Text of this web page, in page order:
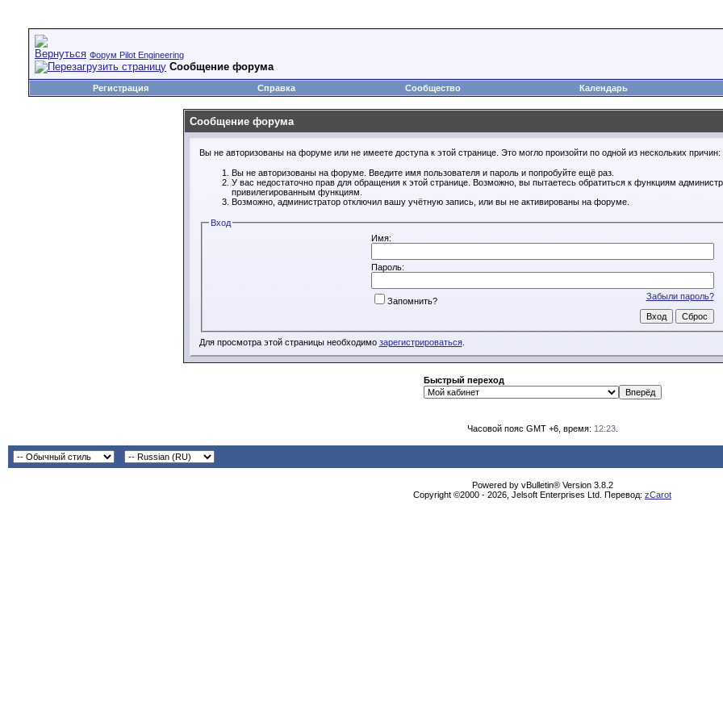
Форум Pilot Engineering
Сообщение форума
Регистрация Справка Сообщество Календарь
Сообщение форума
Вы не авторизованы на форуме или не имеете доступа к этой странице. Это могло произойти по одной из нескольких причин:
Вы не авторизованы на форуме. Введите имя пользователя и пароль и попробуйте ещё раз.
У вас недостаточно прав для обращения к этой странице. Возможно, вы пытаетесь обратиться к функциям
привилегированным функциям.
Возможно, администратор отключил вашу учётную запись, или вы не активированы на форуме.
Вход
Имя:
Пароль:
Забыли пароль?
Запомнить?
Для просмотра этой страницы необходимо зарегистрироваться.
Быстрый переход
Часовой пояс GMT +6, время: 12:23.
Powered by vBulletin® Version 3.8.2
Copyright ©2000 - 2026, Jelsoft Enterprises Ltd. Перевод: zCarot